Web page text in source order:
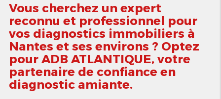
Vous cherchez un expert
reconnu et professionnel pour
vos diagnostics immobiliers à
Nantes et ses environs ? Optez
pour ADB ATLANTIQUE, votre
partenaire de confiance en
diagnostic amiante.